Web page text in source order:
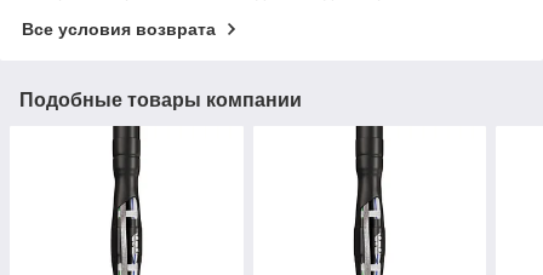
Все условия возврата
Подобные товары компании